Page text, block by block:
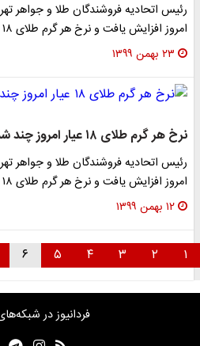
رئیس اتحادیه فروشندگان طلا و جواهر
امروز افزایش یافت و نرخ هر گرم طلای ۱۸ عیار به یک میلیون…
۲۳ بهمن ۱۳۹۹
نرخ هر گرم طلای ۱۸ عیار امروز چند شد؟
رئیس اتحادیه فروشندگان طلا و جواهر
امروز افزایش یافت و نرخ هر گرم طلای ۱۸ عیار به یک میلیون…
۱۲ بهمن ۱۳۹۹
۱ ۲ ۳ ۴ ۵ ۶
فردانیوز در